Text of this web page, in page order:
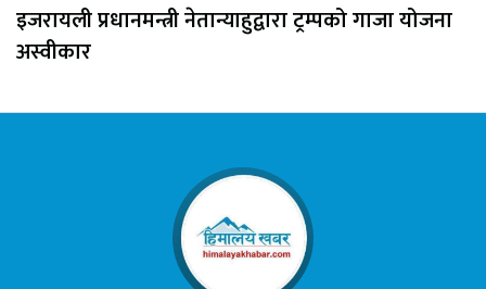
इजरायली प्रधानमन्त्री नेतान्याहुद्वारा ट्रम्पको गाजा योजना
अस्वीकार